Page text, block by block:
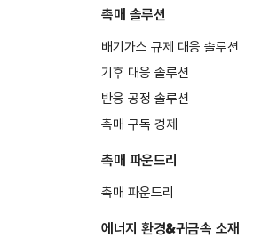
촉매 솔루션
배기가스 규제 대응 솔루션
기후 대응 솔루션
반응 공정 솔루션
촉매 구독 경제
촉매 파운드리
촉매 파운드리
에너지 환경&귀금속 소재